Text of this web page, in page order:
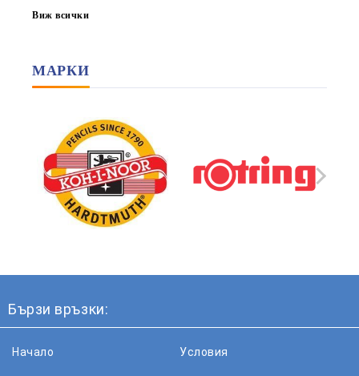
Виж всички
МАРКИ
Бързи връзки:
Начало Условия